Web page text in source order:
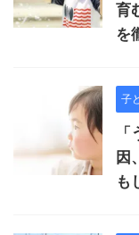
育
を
子
因
も